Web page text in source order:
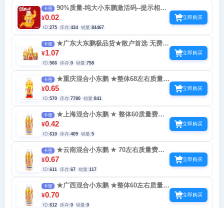
卡密
90%质量-纯大小东鹏激活码--提示相机
隔天在扫-继续扫会封号
¥0.02
ID:275 库存:434 销量:84467
立即购买
卡密
★广东大东鹏极品货★散户首选 无费个
¥1.07
ID:566 库存:0 销量:758
立即购买
卡密
★重庆混合小东鹏 ★整体68左右质量
费码没补 随机0.3-4 小号可以玩 出摄像头别
点允许提示相机隔天在扫-继续扫会封
¥0.65
ID:570 库存:7780 销量:841
立即购买
卡密
★上海混合小东鹏 ★ 整体60质量费码
没补 补水多 随机0.3-4 小号可以玩 出摄像头
别点允许提示相机隔天在扫-继续扫会封
¥0.42
ID:610 库存:409 销量:5
立即购买
卡密
★云南混合小东鹏 ★ 70左右质量费码
没补 补水多 随机0.3-4 小号可以玩 出摄像头
别点允许提示相机隔天在扫-继续扫会封
¥0.67
ID:611 库存:67 销量:117
立即购买
卡密
★广西混合小东鹏 ★整体60左右质量
费码没补 随机0.3-4 小号可以玩 出摄像头别
点允许提示相机隔天在扫-继续扫会封
¥0.70
ID:612 库存:0 销量:0
立即购买